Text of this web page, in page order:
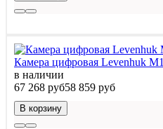
Камера цифровая Levenhuk
в наличии
67 268 руб58 859 руб
В корзину